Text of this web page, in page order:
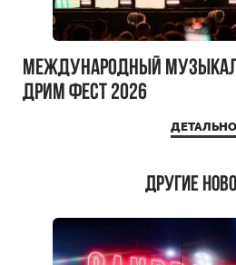
Международный
ДРИМ ФЕСТ 2026
ДЕТАЛЬНО
Другие